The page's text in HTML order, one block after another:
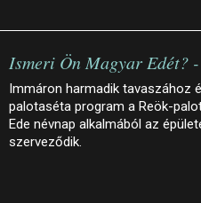
Ismeri Ön Magyar Edét?
Immáron harmadik tavaszához
palotaséta program a Reök-
Ede névnap alkalmából az
szerveződik.